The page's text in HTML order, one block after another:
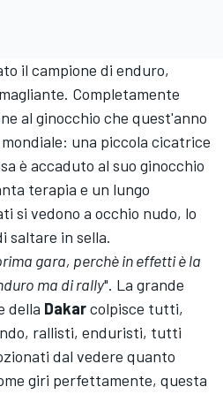
il campione di enduro,
Completamente
al ginocchio che quest'anno
una piccola cicatrice
è accaduto al suo ginocchio
terapia e un lungo
si vedono a occhio nudo, lo
saltare in sella.
gara, perchè in effetti è la
ma di rally". La grande
della Dakarcolpisce tutti,
rallisti, enduristi, tutti
dal vedere quanto
giri perfettamente, questa